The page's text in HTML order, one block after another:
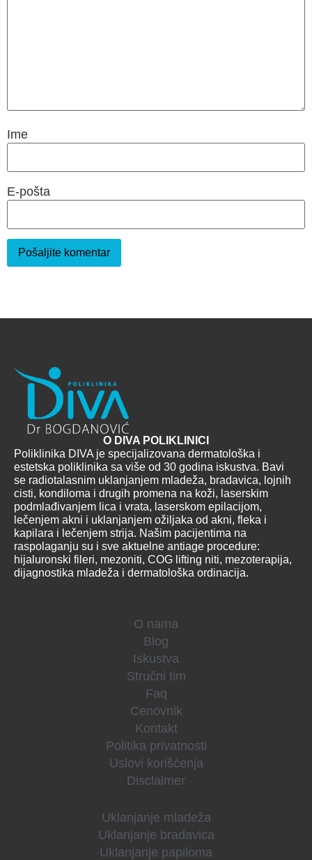
Ime
E-pošta
O DIVA POLIKLINICI
Poliklinika DIVA je specijalizovana dermatološka i
estetska poliklinika sa više od 30 godina iskustva. Bavi
se radiotalasnim uklanjanjem mladeža, bradavica, lojnih
cisti, kondiloma i drugih promena na koži, laserskim
podmlađivanjem lica i vrata, laserskom epilacijom,
lečenjem akni i uklanjanjem ožiljaka od akni, fleka i
kapilara i lečenjem strija. Našim pacijentima na
raspolaganju su i sve aktuelne antiage procedure:
hijaluronski fileri, mezoniti, COG lifting niti, mezoterapija,
dijagnostika mladeža i dermatološka ordinacija.
O nama
Blog
Iskustva
Stručni tim
Faq
Cenovnik
Kontakt
Politika privatnosti
Uslovi korišćenja
Disclaimer
Uklanjanje mladeža
Uklanjanje bradavica
Uklanjanje papiloma